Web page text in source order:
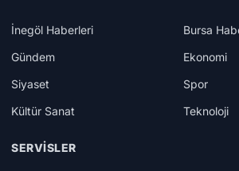
İnegöl Haberleri
Bursa
Gündem
Ekonomi
Siyaset
Spor
Kültür Sanat
Teknoloji
SERVISLER